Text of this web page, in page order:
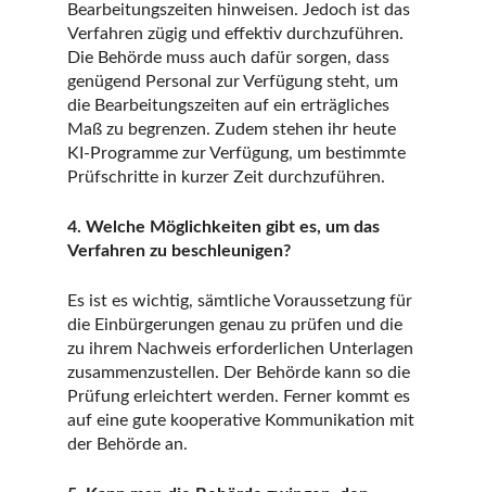
Bearbeitungszeiten hinweisen. Jedoch ist das
Verfahren zügig und effektiv durchzuführen.
Die Behörde muss auch dafür sorgen, dass
genügend Personal zur Verfügung steht, um
die Bearbeitungszeiten auf ein erträgliches
Maß zu begrenzen. Zudem stehen ihr heute
KI-Programme zur Verfügung, um bestimmte
Prüfschritte in kurzer Zeit durchzuführen.
4. Welche Möglichkeiten gibt es, um das
Verfahren zu beschleunigen?
Es ist es wichtig, sämtliche Voraussetzung für
die Einbürgerungen genau zu prüfen und die
zu ihrem Nachweis erforderlichen Unterlagen
zusammenzustellen. Der Behörde kann so die
Prüfung erleichtert werden. Ferner kommt es
auf eine gute kooperative Kommunikation mit
der Behörde an.